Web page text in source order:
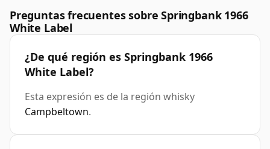
Preguntas frecuentes sobre Springbank 1966
White Label
¿De qué región es Springbank 1966
White Label?
Esta expresión es de la región whisky
Campbeltown.